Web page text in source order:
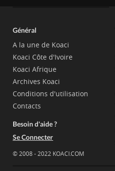
Général
A la une de Koaci
Koaci Côte d'Ivoire
Koaci Afrique
Archives Koaci
Conditions d'utilisation
Contacts
Besoin d'aide ?
Se Connecter
© 2008 - 2022 KOACI.COM